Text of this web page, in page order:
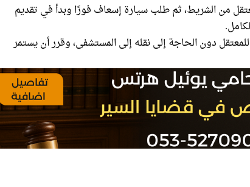
من الشريط، ثم طلب سيارة إسعاف فورًا وبدأ في تقديم
دون الحاجة إلى نقله إلى المستشفى، وقرر أن يستمر